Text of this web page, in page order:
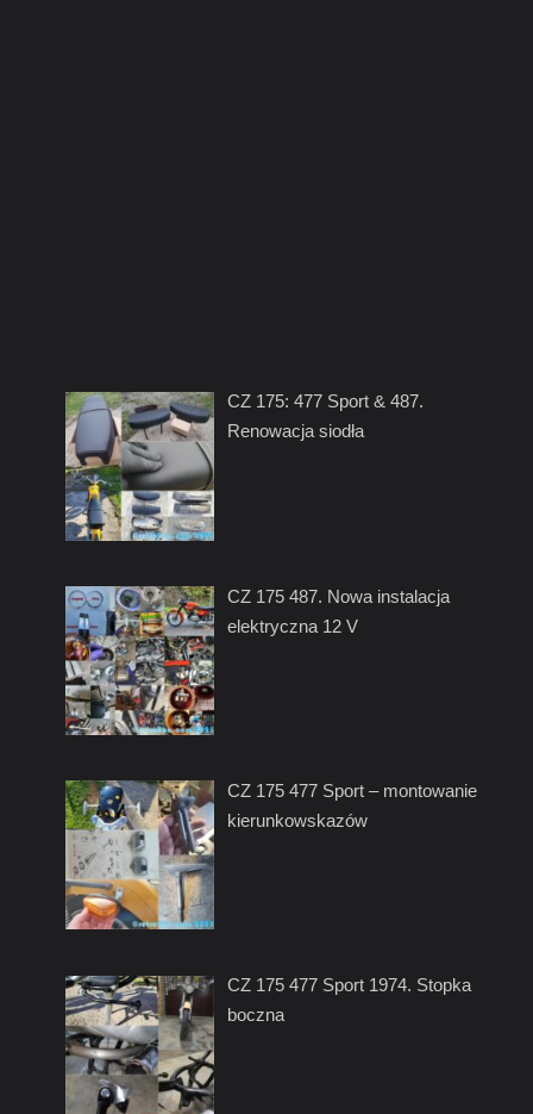
CZ 175: 477 Sport & 487.
Renowacja siodła
CZ 175 487. Nowa instalacja
elektryczna 12 V
CZ 175 477 Sport – montowanie
kierunkowskazów
CZ 175 477 Sport 1974. Stopka
boczna